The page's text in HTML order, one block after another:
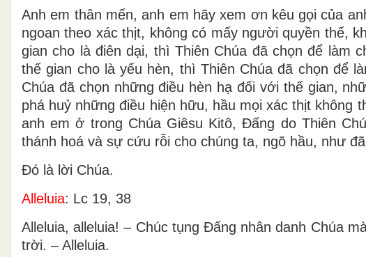
Anh em thân mến, anh em hãy xem ơn kêu gọi của
ngoan theo xác thịt, không có mấy người quyền thế,
gian cho là điên dại, thì Thiên Chúa đã chọn để làm
thế gian cho là yếu hèn, thì Thiên Chúa đã chọn để
Chúa đã chọn những điều hèn hạ đối với thế gian,
phá huỷ những điều hiện hữu, hầu mọi xác thịt
anh em ở trong Chúa Giêsu Kitô, Ðấng do Thiên
thánh hoá và sự cứu rỗi cho chúng ta, ngõ hầu, như
Ðó là lời Chúa.
Alleluia: Lc 19, 38
Alleluia, alleluia! – Chúc tụng Ðấng nhân danh Chúa
trời. – Alleluia.